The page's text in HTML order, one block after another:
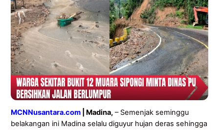
MCNNusantara.com | Madina, – Semenjak seminggu
belakangan ini Madina selalu diguyur hujan deras sehingga